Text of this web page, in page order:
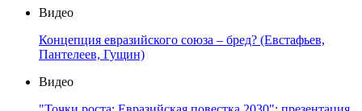
Видео
Концепция евразийского союза – бред? (Евстафьев,
Пантелеев, Гущин)
Видео